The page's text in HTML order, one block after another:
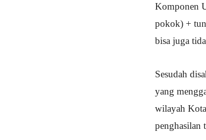
Komponen
pokok) +
bisa juga
Sesudah
yang
wilayah
penghasilan